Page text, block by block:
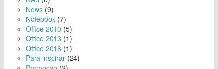
News (9)
Notebook (7)
Office 2010 (5)
Office 2013 (1)
Office 2016 (1)
Para inspirar (24)